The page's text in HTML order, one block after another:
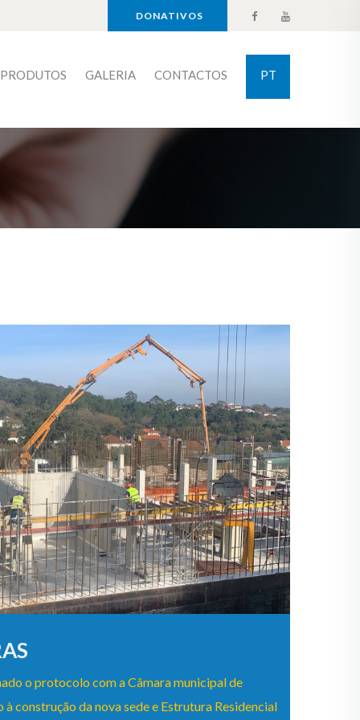
DONATIVOS
PRODUTOS GALERIA CONTACTOS PT
o protocolo com a Câmara municipal de
construção da nova sede e Estrutura Residencial